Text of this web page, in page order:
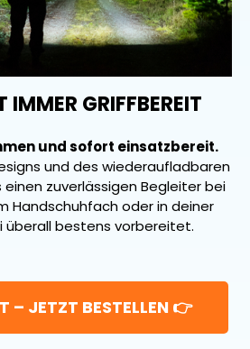
IMMER GRIFFBEREIT
und sofort einsatzbereit.
und des wiederaufladbaren
zuverlässigen Begleiter bei
Handschuhfach oder in deiner
überall bestens vorbereitet.
– JETZT BESTELLEN 👉